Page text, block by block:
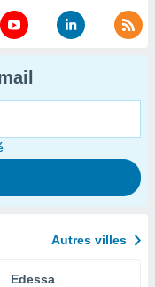
Autres villes
Edessa